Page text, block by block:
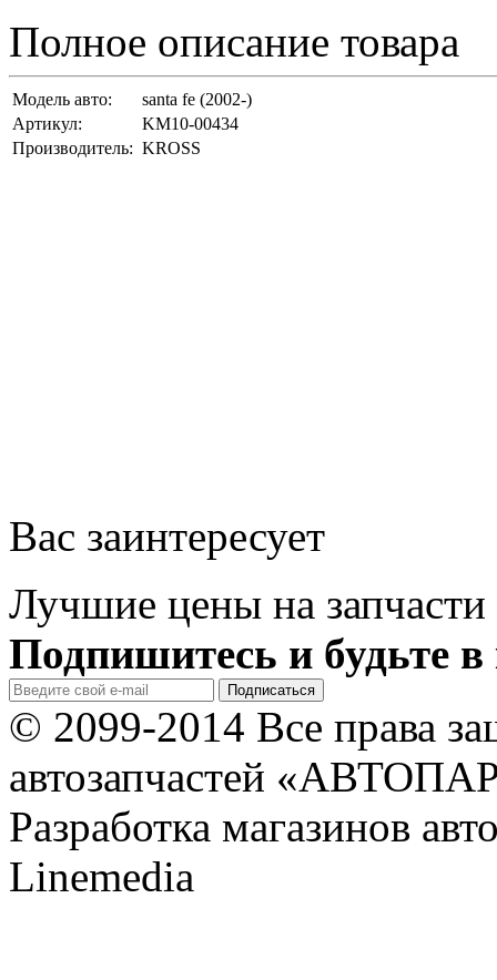
Полное описание товара
Модель авто:
santa fe (2002-)
Артикул:
KM10-00434
Производитель: KROSS
Вас заинтересует
Лучшие цены на запчасти
Подпишитесь и будьте в
© 2099-2014 Все права
автозапчастей
Разработка магазинов
Linemedia